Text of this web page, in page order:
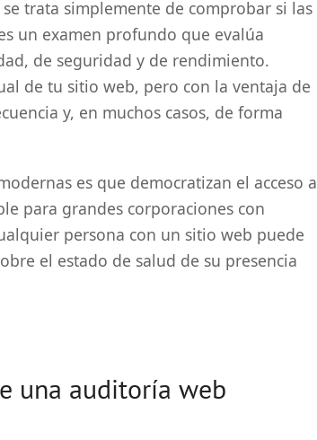
trata simplemente de comprobar si las
un examen profundo que evalúa
de seguridad y de rendimiento.
de tu sitio web, pero con la ventaja de
y, en muchos casos, de forma
es que democratizan el acceso a
para grandes corporaciones con
persona con un sitio web puede
el estado de salud de su presencia
una auditoría web